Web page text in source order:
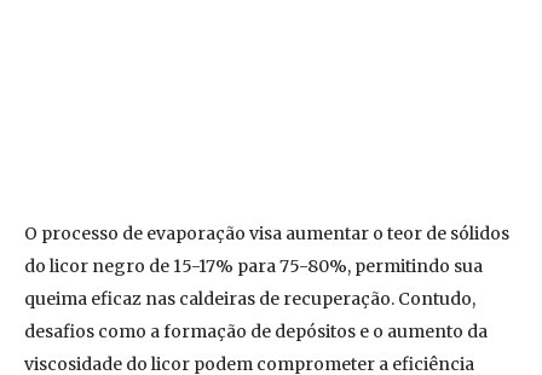
O processo de evaporação visa aumentar o teor de sólidos
do licor negro de 15-17% para 75-80%, permitindo sua
queima eficaz nas caldeiras de recuperação. Contudo,
desafios como a formação de depósitos e o aumento da
viscosidade do licor podem comprometer a eficiência